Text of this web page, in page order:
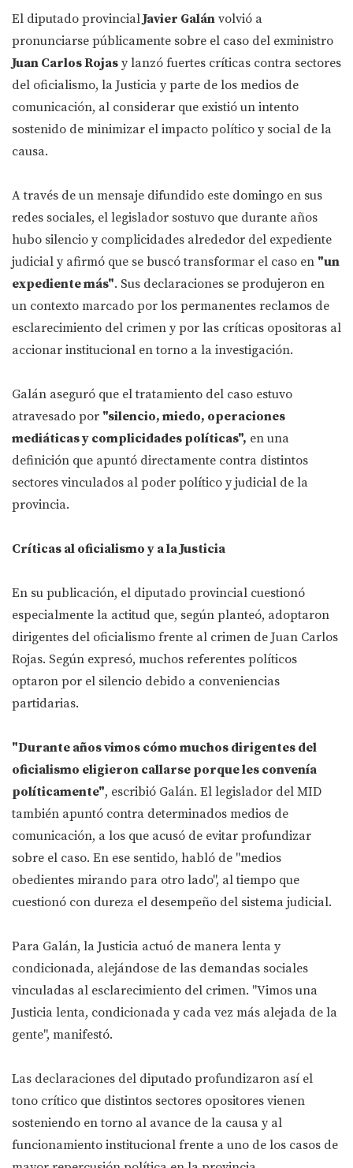
El diputado provincialJavier Galán volvió a
pronunciarse públicamente sobre el caso del exministro
Juan Carlos Rojas y lanzó fuertes críticas contra sectores
del oficialismo, la Justicia y parte de los medios de
comunicación, al considerar que existió un intento
sostenido de minimizar el impacto político y social de la
causa.
A través de un mensaje difundido este domingo en sus
redes sociales, el legislador sostuvo que durante años
hubo silencio y complicidades alrededor del expediente
judicial y afirmó que se buscó transformar el caso en "un
expediente más". Sus declaraciones se produjeron en
un contexto marcado por los permanentes reclamos de
esclarecimiento del crimen y por las críticas opositoras al
accionar institucional en torno a la investigación.
Galán aseguró que el tratamiento del caso estuvo
atravesado por "silencio, miedo, operaciones
mediáticas y complicidades políticas", en una
definición que apuntó directamente contra distintos
sectores vinculados al poder político y judicial de la
provincia.
Críticas al oficialismo y a la Justicia
En su publicación, el diputado provincial cuestionó
especialmente la actitud que, según planteó, adoptaron
dirigentes del oficialismo frente al crimen de Juan Carlos
Rojas. Según expresó, muchos referentes políticos
optaron por el silencio debido a conveniencias
partidarias.
"Durante años vimos cómo muchos dirigentes del
oficialismo eligieron callarse porque les convenía
políticamente", escribió Galán. El legislador del MID
también apuntó contra determinados medios de
comunicación, a los que acusó de evitar profundizar
sobre el caso. En ese sentido, habló de "medios
obedientes mirando para otro lado", al tiempo que
cuestionó con dureza el desempeño del sistema judicial.
Para Galán, la Justicia actuó de manera lenta y
condicionada, alejándose de las demandas sociales
vinculadas al esclarecimiento del crimen. "Vimos una
Justicia lenta, condicionada y cada vez más alejada de la
gente", manifestó.
Las declaraciones del diputado profundizaron así el
tono crítico que distintos sectores opositores vienen
sosteniendo en torno al avance de la causa y al
funcionamiento institucional frente a uno de los casos de